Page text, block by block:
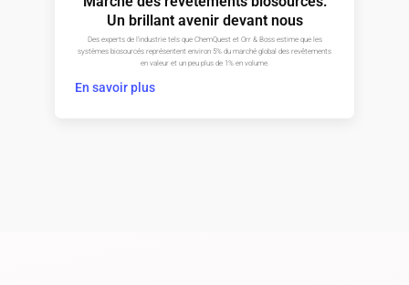
Un brillant avenir devant nous
Des experts de l'industrie tels que ChemQuest et Orr & Boss estime que les
systèmes biosourcés représentent environ 5% du marché global des revêtements
en valeur et un peu plus de 1% en volume.
En savoir plus